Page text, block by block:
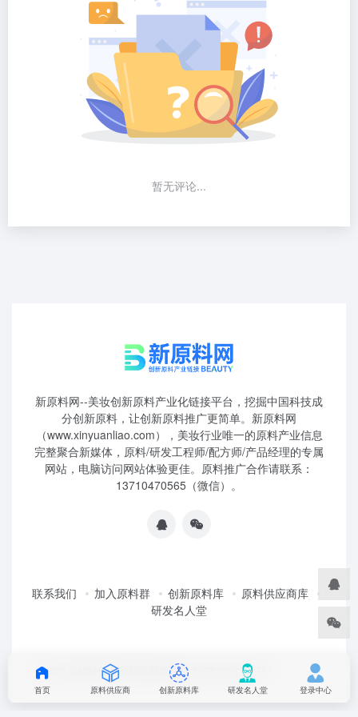
暂无评论...
新原料网--美妆创新原料产业化链接平台，挖掘中国科技成
分创新原料，让创新原料推广更简单。新原料网
（www.xinyuanliao.com），美妆行业唯一的原料产业信息
完整聚合新媒体，原料/研发工程师/配方师/产品经理的专属
网站，电脑访问网站体验更佳。原料推广合作请联系：
13710470565（微信）。
联系我们 加入原料群 创新原料库
原料供应商库
研发名人堂
©2025 妆榜科技·新原料网 版权所有 粤ICP2024350757
首页 原料供应商 创新原料库 研发名人堂 登录中心